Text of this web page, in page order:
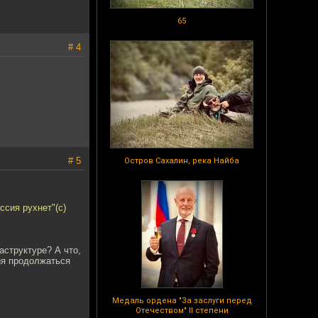
65
Остров Сахалин, река Найба
Медаль ордена "За заслуги перед
Отечеством" II степени
# 4
# 5
рухнет"(с)
А что,
продолжаться